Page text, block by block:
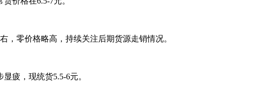
，零价格略高，持续关注后期货源走销情况。
疲，现统货5.5-6元。